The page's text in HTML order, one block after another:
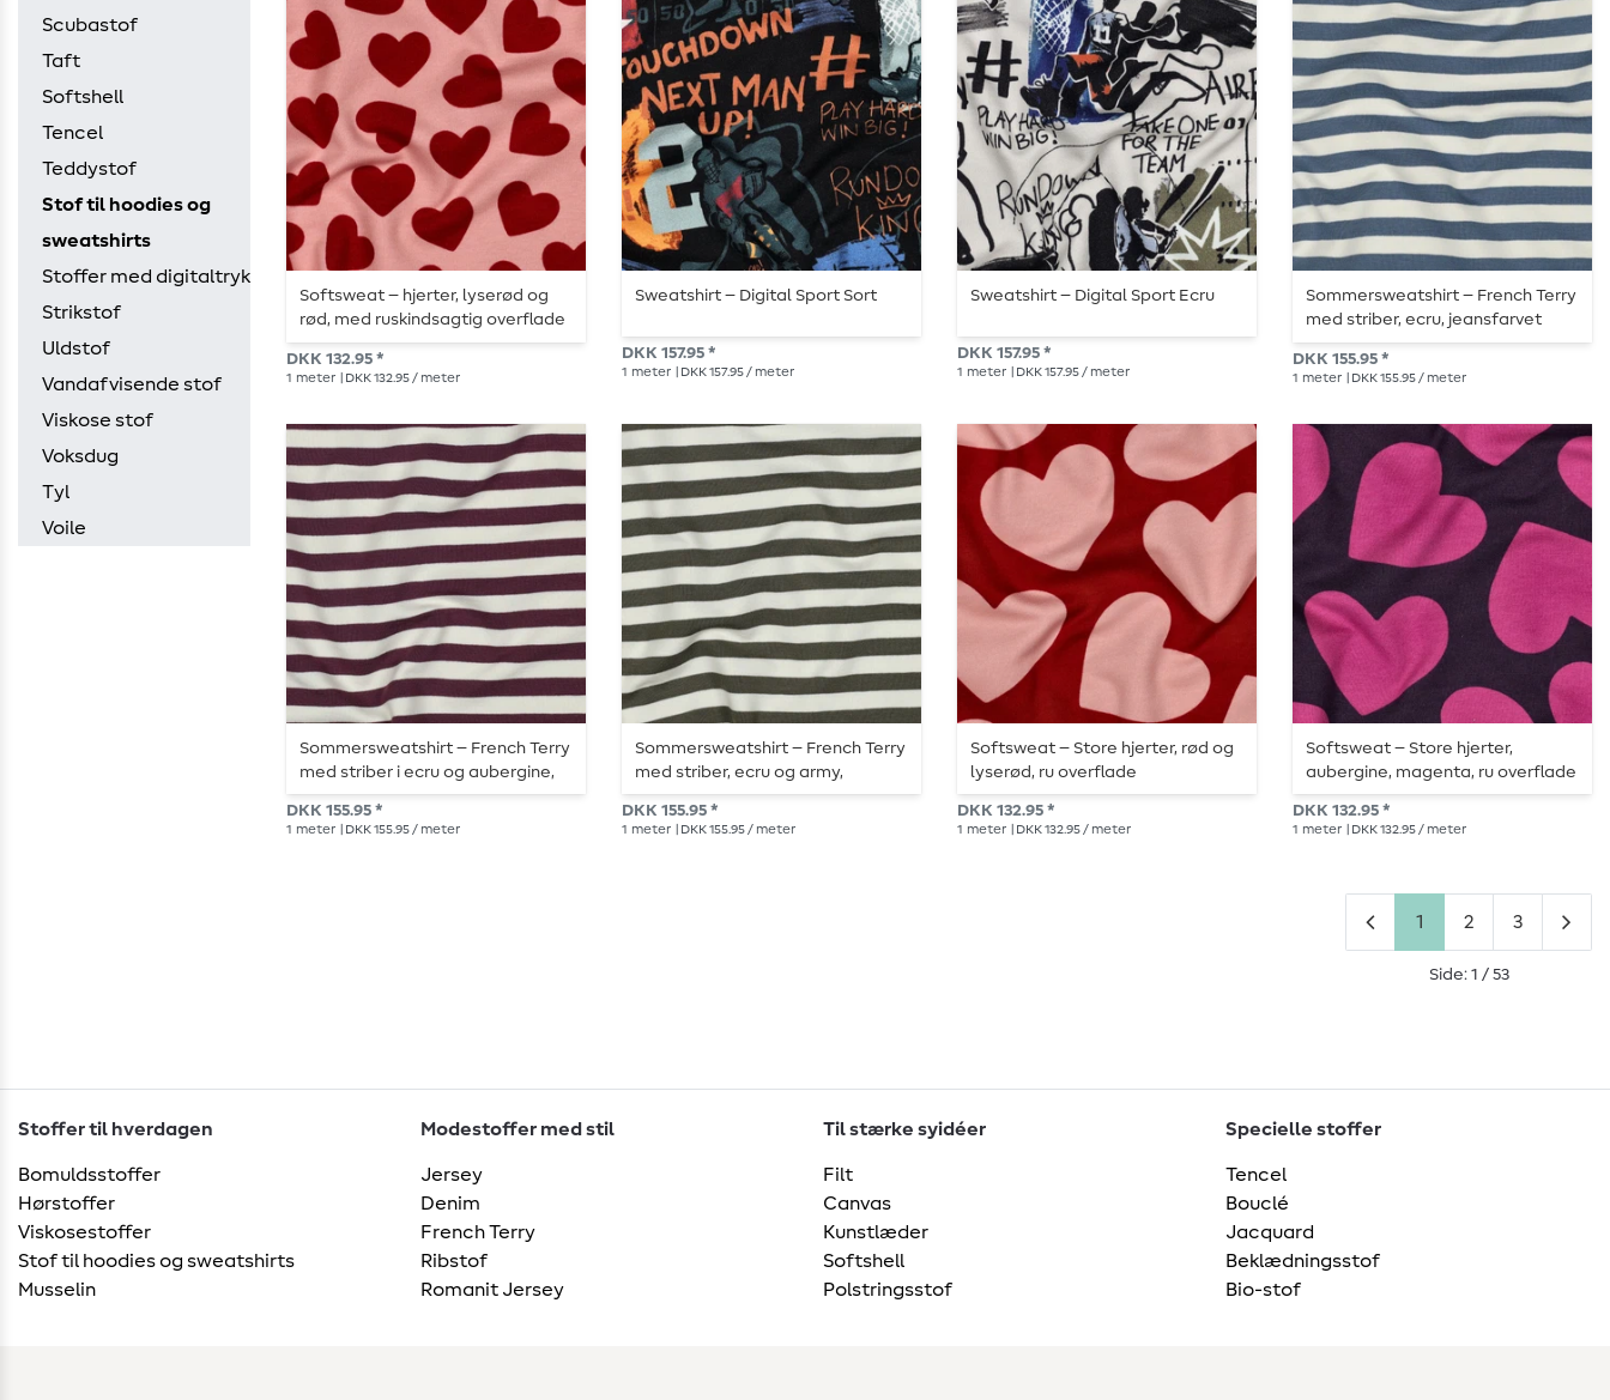
Scubastof
Taft
Softshell
Tencel
Teddystof
Stof til hoodies og
sweatshirts
Stoffer med digitaltryk
Strikstof
Uldstof
Vandafvisende stof
Viskose stof
Voksdug
Tyl
Voile
Softsweat – hjerter, lyserød og
rød, med ruskindsagtig overflade
DKK 132.95 *
1 meter | DKK 132.95 / meter
Sweatshirt – Digital Sport Sort
DKK 157.95 *
1 meter | DKK 157.95 / meter
Sweatshirt – Digital Sport Ecru
DKK 157.95 *
1 meter | DKK 157.95 / meter
Sommersweatshirt – French Terry
med striber, ecru, jeansfarvet
garn
DKK 155.95 *
1 meter | DKK 155.95 / meter
Sommersweatshirt – French Terry
med striber i ecru og aubergine,
garnfarvet
DKK 155.95 *
1 meter | DKK 155.95 / meter
Sommersweatshirt – French Terry
med striber, ecru og army,
garnfarvet
DKK 155.95 *
1 meter | DKK 155.95 / meter
Softsweat – Store hjerter, rød og
lyserød, ru overflade
DKK 132.95 *
1 meter | DKK 132.95 / meter
Softsweat – Store hjerter,
aubergine, magenta, ru overflade
DKK 132.95 *
1 meter | DKK 132.95 / meter
1 2 3
Side: 1 / 53
Stoffer til hverdagen
Bomuldsstoffer
Hørstoffer
Viskosestoffer
Stof til hoodies og sweatshirts
Musselin
Modestoffer med stil
Jersey
Denim
French Terry
Ribstof
Romanit Jersey
Til stærke syidéer
Filt
Canvas
Kunstlæder
Softshell
Polstringsstof
Specielle stoffer
Tencel
Bouclé
Jacquard
Beklædningsstof
Bio-stof